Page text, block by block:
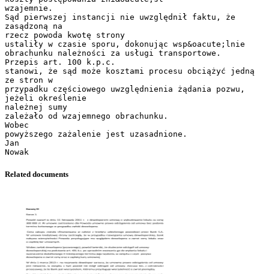
wzajemnie.
Sąd pierwszej instancji nie uwzględnił faktu, że
zasądzoną na
rzecz powoda kwotę strony
ustaliły w czasie sporu, dokonując wsp&oacute;lnie
obrachunku należności za usługi transportowe.
Przepis art. 100 k.p.c.
stanowi, że sąd może kosztami procesu obciążyć jedną
ze stron w
przypadku częściowego uwzględnienia żądania pozwu,
jeżeli określenie
należnej sumy
zależało od wzajemnego obrachunku.
Wobec
powyższego zażalenie jest uzasadnione.
Jan
Related documents